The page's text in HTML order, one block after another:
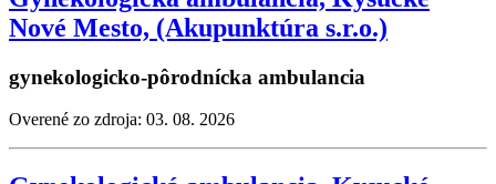
Nové Mesto, (Akupunktúra s.r.o.)
gynekologicko-pôrodnícka ambulancia
Overené zo zdroja: 03. 08. 2026